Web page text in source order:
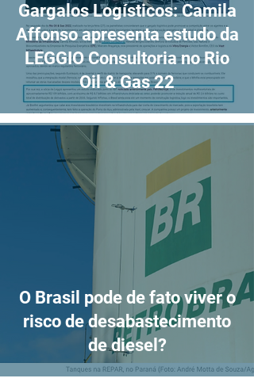
Gargalos Logísticos: Camila
Affonso apresenta estudo da
LEGGIO Consultoria no Rio
Oil & Gas 22
O Brasil pode de fato viver o
risco de desabastecimento
de diesel?